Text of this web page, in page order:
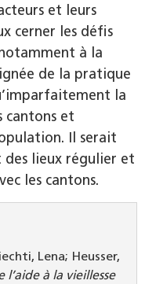
et leurs
cerner les défis
à la
de la pratique
la
cantons et
Il serait
lieux régulier et
les cantons.
Lena; Heusser,
à la vieillesse